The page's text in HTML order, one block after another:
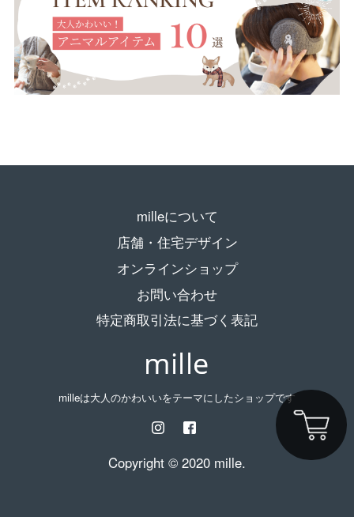
milleについて
店舗・住宅デザイン
オンラインショップ
お問い合わせ
特定商取引法に基づく表記
milleは大人のかわいいをテーマにしたショップです
Copyright © 2020 mille.